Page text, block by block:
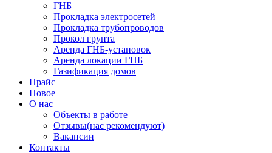
+74951573444ГНБ
Прокладка электросетей
Прокладка трубопроводов
Прокол грунта
Аренда ГНБ-установок
Аренда локации ГНБ
Газификация домов
Прайс
Новое
О нас
Объекты в работе
Отзывы(нас рекомендуют)
Вакансии
Контакты